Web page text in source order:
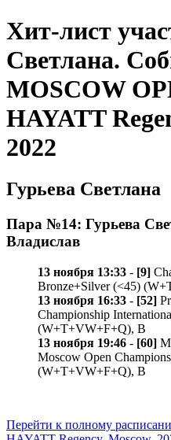
Хит-лист
Светлана.
MOSCOW
HAYATT
2022
Гурьева Светлана
Пара №14: Гурьева
Владислав
13 ноября 13:33 - [9]
Bronze+Silver (<45)
13 ноября 16:33 - [52]
Championship
(W+T+VW+F+Q), B
13 ноября 19:46 - [60]
Moscow Open
(W+T+VW+F+Q), B
Перейти к полному